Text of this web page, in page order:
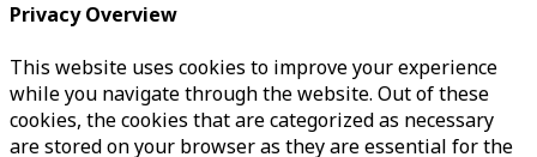
Privacy Overview
This website uses cookies to improve your experience
while you navigate through the website. Out of these
cookies, the cookies that are categorized as necessary
are stored on your browser as they are essential for the